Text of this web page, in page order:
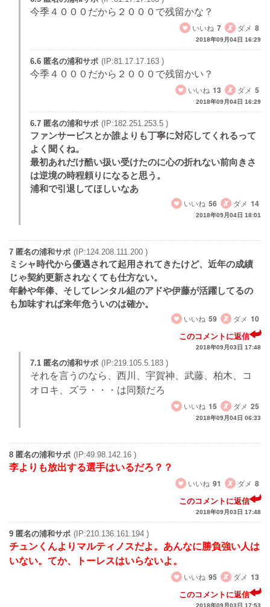
今季４０００だから２０００で残留かな？
いいね 7 ダメ 8
2018年09月04日 16:29
6.6 匿名の浦和サポ (IP:81.17.17.163 )
今季４０００だから２０００で残留かい？
いいね 13 ダメ 5
2018年09月04日 16:29
6.7 匿名の浦和サポ (IP:182.251.253.5 )
ファンサービスとか誰よりも丁寧に対応してくれるって
よく聞くね。
最初あれだけ酷い扱い受けたのに心の折れない前向きさ
は逆境の時程頼りになると思う。
浦和で引退してほしいなあ
いいね 56 ダメ 14
2018年09月04日 18:01
7 匿名の浦和サポ (IP:124.208.111.200 )
ミシャ時代から優遇されて起用されてきたけど、近年の成績
じゃ契約更新されなくても仕方ない。
年齢や年俸、そしてレンタル組のアドや伊藤が活躍してるの
も加味すれば来年危ういのは確か。
いいね 59 ダメ 10
このコメントに返信
2018年09月03日 17:48
7.1 匿名の浦和サポ (IP:219.105.5.183 )
それを言うのなら、西川、宇賀神、武藤、柏木、コ
オロキ、ズラ・・・は同類だろ
いいね 15 ダメ 25
2018年09月04日 06:33
8 匿名の浦和サポ (IP:49.98.142.16 )
李よりも放出する選手はいるだろ？？
いいね 91 ダメ 8
このコメントに返信
2018年09月03日 17:48
9 匿名の浦和サポ (IP:210.136.161.194 )
チュンくんよりマルティノスだよ。あんなに勝負強い人は
いない。てか、トーレスはいらないよ。
いいね 95 ダメ 13
このコメントに返信
2018年09月03日 17:53